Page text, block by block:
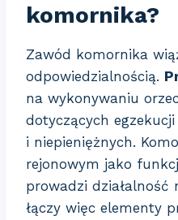
komornika?
Zawód komornika
odpowiedzialnością.
na wykonywaniu
dotyczących
i niepieniężnych.
rejonowym jako
prowadzi działalność
łączy więc elementy